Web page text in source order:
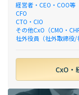
経営者・CEO・COO等
CFO
CTO・CIO
その他CxO（CMO・
社外役員（社外取締役/
CxO・